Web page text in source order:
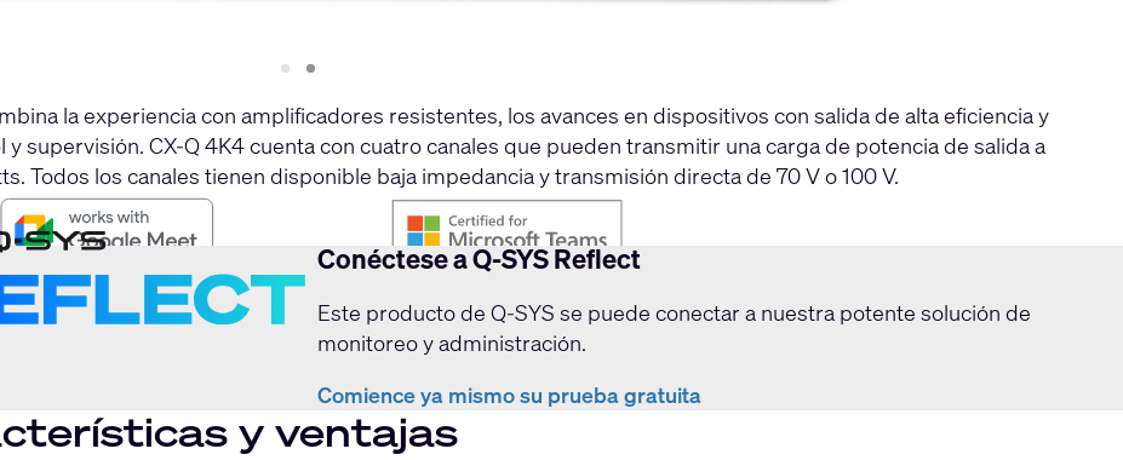
Slide
1 Slide
2
la experiencia con amplificadores resistentes, los avances en dispositivos con salida de alta eficiencia y
supervisión. CX-Q 4K4 cuenta con cuatro canales que pueden transmitir una carga de potencia de salida a
Todos los canales tienen disponible baja impedancia y transmisión directa de 70 V o 100 V.
Conéctese a Q-SYS Reflect
Este producto de Q-SYS se puede conectar a nuestra potente solución de
monitoreo y administración.
Comience ya mismo su prueba gratuita
y ventajas